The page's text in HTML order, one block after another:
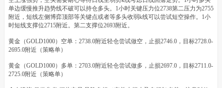
单边缓慢推升趋势线不破可以持仓多头。1小时关键压力位2738第二压力为2755
附近，短线左侧博弈顶部等关键点或者等多头收弱k线可以尝试短空操作。1小
时短线支撑位2715附近。第二支撑位2693附近。
黄金（GOLD1000）空单：2738.0附近轻仓尝试做空，止损2746.0，目标2728.0-
2695.0附近（策略单）
黄金（GOLD1000）多单：2703.0附近轻仓尝试做多，止损2697.0，目标2711.0-
2725.0附近（策略单）